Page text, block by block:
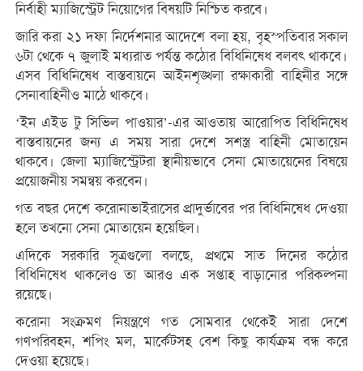
নির্বাহী ম্যাজিস্ট্রেট নিয়োগের বিষয়টি নিশ্চিত করবে।
জারি করা ২১ দফা নির্দেশনার আদেশে বলা হয়, বৃহস্পতিবার সকাল
৬টা থেকে ৭ জুলাই মধ্যরাত পর্যন্ত কঠোর বিধিনিষেধ বলবৎ থাকবে।
এসব বিধিনিষেধ বাস্তবায়নে আইনশৃঙ্খলা রক্ষাকারী বাহিনীর সঙ্গে
সেনাবাহিনীও মাঠে থাকবে।
‘ইন এইড টু সিভিল পাওয়ার’-এর আওতায় আরোপিত বিধিনিষেধ
বাস্তবায়নের জন্য এ সময় সারা দেশে সশস্ত্র বাহিনী মোতায়েন
থাকবে। জেলা ম্যাজিস্ট্রেটরা স্থানীয়ভাবে সেনা মোতায়েনের বিষয়ে
প্রয়োজনীয় সমন্বয় করবেন।
গত বছর দেশে করোনাভাইরাসের প্রাদুর্ভাবের পর বিধিনিষেধ দেওয়া
হলে তখনো সেনা মোতায়েন হয়েছিল।
এদিকে সরকারি সূত্রগুলো বলছে, প্রথমে সাত দিনের কঠোর
বিধিনিষেধ থাকলেও তা আরও এক সপ্তাহ বাড়ানোর পরিকল্পনা
রয়েছে।
করোনা সংক্রমণ নিয়ন্ত্রণে গত সোমবার থেকেই সারা দেশে
গণপরিবহন, শপিং মল, মার্কেটসহ বেশ কিছু কার্যক্রম বন্ধ করে
দেওয়া হয়েছে।